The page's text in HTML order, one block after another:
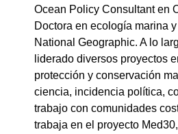
Ocean Policy Consultant en
Doctora en ecología marina
National Geographic. A lo
liderado diversos proyectos
protección y conservación
ciencia, incidencia política,
trabajo con comunidades
trabaja en el proyecto